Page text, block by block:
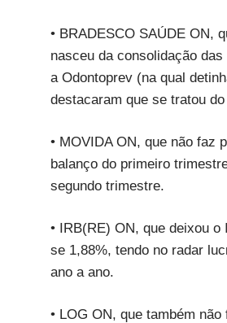
• BRADESCO SAÚDE ON,
nasceu da consolidação
a Odontoprev (na qual
destacaram que se tratou
• MOVIDA ON, que não faz
balanço do primeiro
segundo trimestre.
• IRB(RE) ON, que deixou
se 1,88%, tendo no radar
ano a ano.
• LOG ON, que também